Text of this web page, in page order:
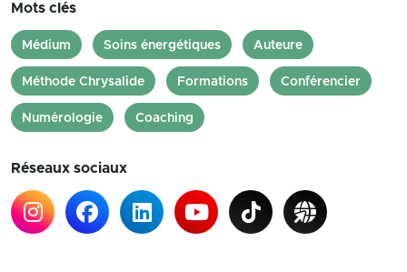
Mots clés
Médium Soins énergétiques Auteure
Méthode Chrysalide Formations Conférencier
Numérologie Coaching
Réseaux sociaux